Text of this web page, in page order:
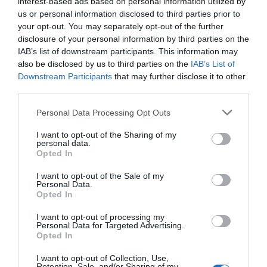
us or personal information disclosed to third parties prior to
your opt-out. You may separately opt-out of the further
disclosure of your personal information by third parties on the
IAB’s list of downstream participants. This information may
also be disclosed by us to third parties on the IAB’s List of
Downstream Participants that may further disclose it to other
Personal Data Processing Opt Outs
I want to opt-out of the Sharing of my
personal data.
Opted In
I want to opt-out of the Sale of my
Personal Data.
Opted In
I want to opt-out of processing my
Personal Data for Targeted Advertising.
Opted In
I want to opt-out of Collection, Use,
Tracte proper i personalitzat
Al darrere d’aquest projecte hi ha un equip format per
35 professionals que comparteixen una mateixa
personalitzada. Odontòlegs, especialistes i personal